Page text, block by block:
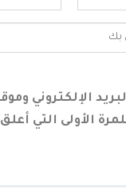
الإلكتروني
الأولى التي